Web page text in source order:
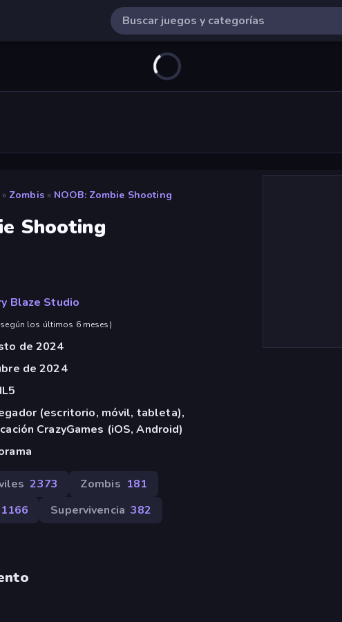
» Zombis » NOOB: Zombie Shooting
Shooting
Blaze Studio
según los últimos 6 meses)
de 2024
de 2024
(escritorio, móvil, tableta),
CrazyGames (iOS, Android)
2373 Zombis 181
1166 Supervivencia 382